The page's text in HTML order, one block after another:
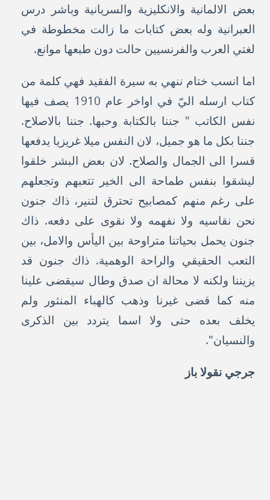
بعض الالمانية والانكليزية والسريانية وباشر درس
العبرانية وله بعض كتابات ما زالت مخطوطة في
لغتي العرب والفرنسيين حالت دون طبعها موانع.
اما انسب ختام ننهي به سيرة الفقيد فهي كلمة من
كتاب ارسله اليّ في اواخر عام 1910 يصف فيها
نفس الكاتب " جننا بالكتابة وحبها. جننا بالاصلاح.
جننا بكل ما هو جميل، لان النفس ميلا غريزيا يدفعها
قسرا الى الجمال والصلاح. لان بعض البشر خلقوا
ليشقوا بنفس طماحة الى الخير تتعبهم وتجعلهم
على رغم منهم كمصابيح تحترق لتنير، ذاك جنون
نحن نقاسيه ولا نفهمه ولا نقوى على دفعه. ذاك
جنون يحمل بحياتنا متراوحة بين اليأس والامل، بين
التعب الحقيقي والراحة الوهمية. ذاك جنون قد
يزيننا ولكنه لا محالة ان صدق وطال سيقضى علينا
منه كما قضى غيرنا وذهب كالهباء المنثور ولم
يخلف بعده حتى ولا اسما يتردد بين الذكرى
والنسيان".
جرجي نقولا باز